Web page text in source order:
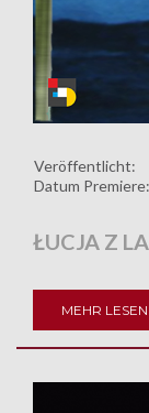
Veröffentlicht:
Datum Premiere:
ŁUCJA Z
MEHR LESEN